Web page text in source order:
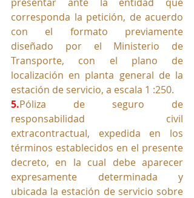
corresponda la petición, de acuerdo
con el formato previamente
diseñado por el Ministerio de
Transporte, con el plano de
localización en planta general de la
estación de servicio, a escala 1 :250.
5.Póliza de seguro de
responsabilidad civil
extracontractual, expedida en los
términos establecidos en el presente
decreto, en la cual debe aparecer
expresamente determinada y
ubicada la estación de servicio sobre